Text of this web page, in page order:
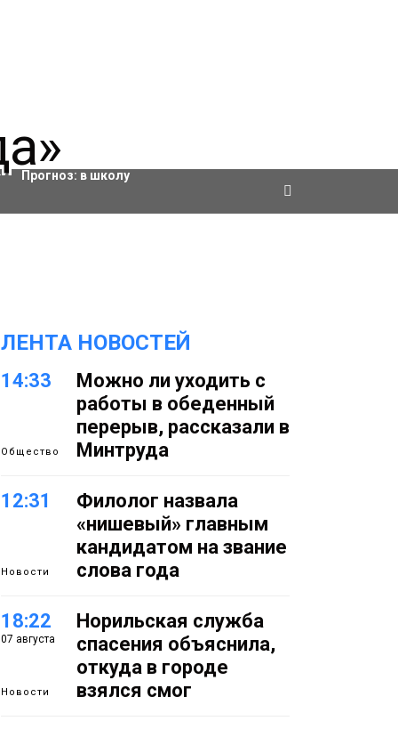
Актировки
Прогноз: в школу
ЛЕНТА НОВОСТЕЙ
14:33
Общество
Можно ли уходить с
работы в обеденный
перерыв, рассказали в
Минтруда
12:31
Новости
Филолог назвала
«нишевый» главным
кандидатом на звание
слова года
18:22
07 августа
Новости
Норильская служба
спасения объяснила,
откуда в городе
взялся смог